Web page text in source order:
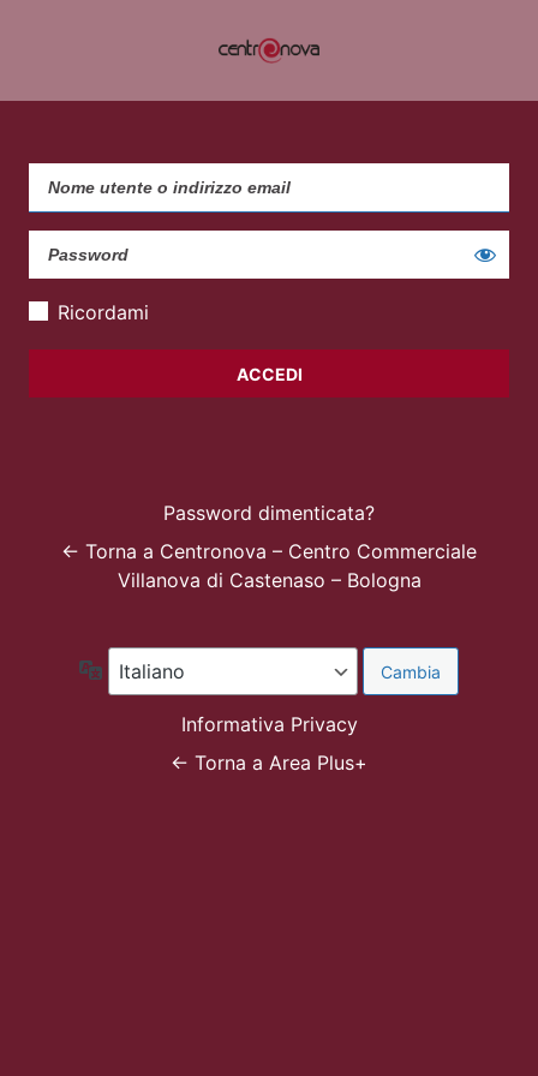
Ricordami
Password dimenticata?
← Torna a Centronova – Centro Commerciale
Villanova di Castenaso – Bologna
Lingua
Informativa Privacy
← Torna a Area Plus+